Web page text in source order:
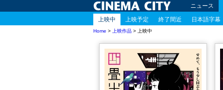
ニュース
上映中
上映予定 終了間近 日本語字幕
Home > 上映作品 > 上映中